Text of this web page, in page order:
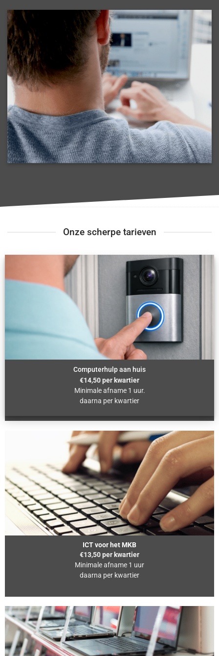
Onze scherpe tarieven
Computerhulp aan huis
€14,50 per kwartier
Minimale afname 1 uur.
daarna per kwartier
ICT voor het MKB
€13,50 per kwartier
Minimale afname 1 uur
daarna per kwartier